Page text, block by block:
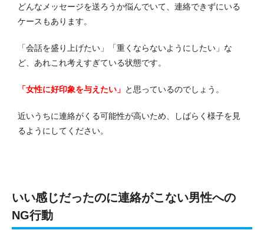
どんなメッセージを送ろうか悩んでいて、連絡できずにいる
ケースもあります。
「会話を盛り上げたい」「重くならないようにしたい」な
ど、あれこれ考えすぎている状態です。
「女性に好印象を与えたい」 と思っているのでしょう。
近いうちに連絡がくる可能性が高いため、しばらく様子を見
るようにしてください。
いい感じだったのに連絡がこない男性への
NG行動